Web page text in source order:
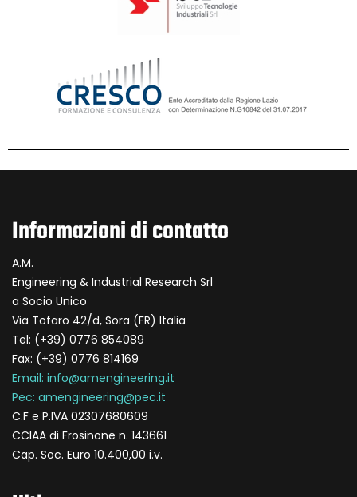
Informazioni di contatto
A.M.
Engineering & Industrial Research Srl
a Socio Unico
Via Tofaro 42/d, Sora (FR) Italia
Tel: (+39) 0776 854089
Fax: (+39) 0776 814169
Email: info@amengineering.it
Pec: amengineering@pec.it
C.F e P.IVA 02307680609
CCIAA di Frosinone n. 143661
Cap. Soc. Euro 10.400,00 i.v.